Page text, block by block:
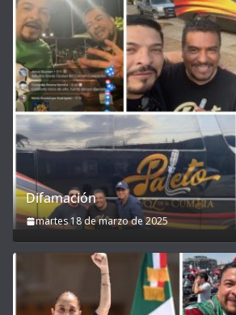
Difamación
martes 18 de marzo de 2025